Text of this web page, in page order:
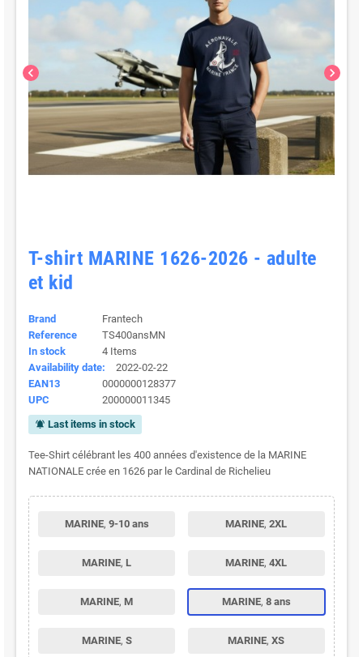
chevron_left chevron_right
T-shirt MARINE 1626-2026 - adulte
et kid
Brand
Frantech
Reference
TS400ansMN
In stock
4 Items
Availability date:
2022-02-22
EAN13
0000000128377
UPC
200000011345
notifications_active Last items in stock
Tee-Shirt célébrant les 400 années d'existence de la MARINE
NATIONALE crée en 1626 par le Cardinal de Richelieu
MARINE, 9-10 ans MARINE,2XL
MARINE,L MARINE,4XL
MARINE,M MARINE, 8 ans
MARINE, S MARINE,XS